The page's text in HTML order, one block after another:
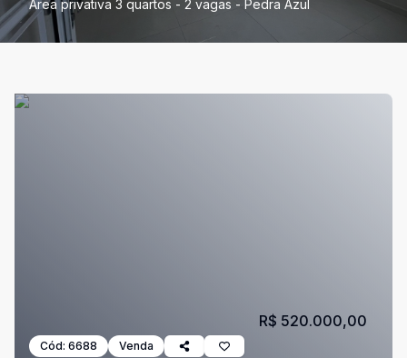
Área privativa 3 quartos - 2 vagas - Pedra Azul
Cód: 6688 Venda
R$ 520.000,00